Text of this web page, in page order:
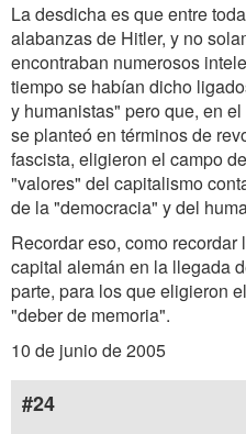
La desdicha es que entre
alabanzas de Hitler, y no
encontraban numerosos
tiempo se habían dicho
y humanistas" pero que, en
se planteó en términos de
fascista, eligieron el campo
"valores" del capitalismo
de la "democracia" y del
Recordar eso, como
capital alemán en la llegada
parte, para los que eligieron
"deber de memoria".
10 de junio de 2005
#24